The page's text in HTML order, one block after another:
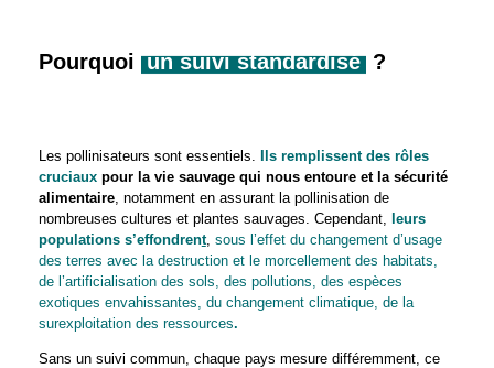
Pourquoi un suivi standardisé ?
Les pollinisateurs sont essentiels.
Ils remplissent des rôles
cruciauxpour la vie sauvage qui nous entoure et la sécurité
alimentaire, notamment en assurant la pollinisation de
nombreuses cultures et plantes sauvages. Cependant,
leurs
populations s’effondrent, sous l’effetdu changement d’usage
des terres avec la destruction et le morcellement des habitats,
de l’artificialisation des sols, des pollutions, des espèces
exotiques envahissantes, du changement climatique, de la
surexploitation des ressources.
Sans un suivi commun, chaque pays mesure différemment, ce